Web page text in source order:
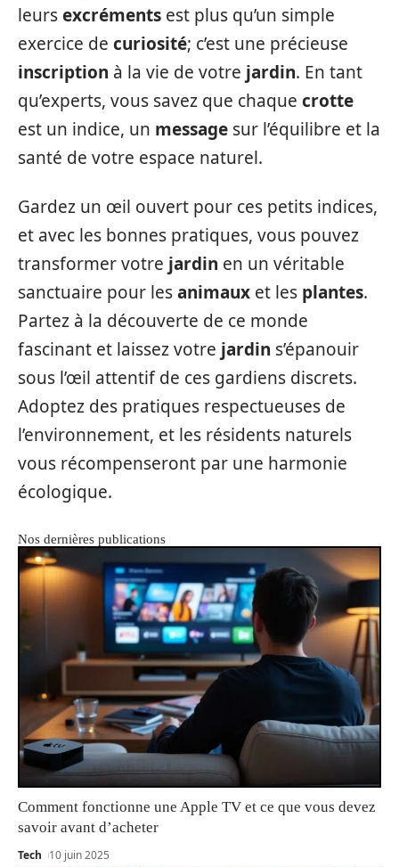
leursexcréments est plus qu’un simple
exercice de curiosité; c’est une précieuse
inscription à la vie de votre jardin. En tant
qu’experts, vous savez que chaque crotte
est un indice, un message sur l’équilibre et la
santé de votre espace naturel.
Gardez un œil ouvert pour ces petits indices,
et avec les bonnes pratiques, vous pouvez
transformer votre jardin en un véritable
sanctuaire pour lesanimaux et les plantes.
Partez à la découverte de ce monde
fascinant et laissez votre jardin s’épanouir
sous l’œil attentif de ces gardiens discrets.
Adoptez des pratiques respectueuses de
l’environnement, et les résidents naturels
vous récompenseront par une harmonie
écologique.
Nos dernières publications
Comment fonctionne une Apple TV et ce que vous devez
savoir avant d’acheter
Tech 10 juin 2025